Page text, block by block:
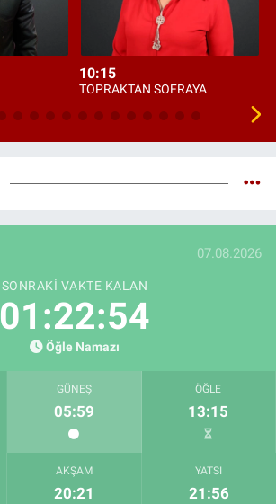
10:15
TOPRAKTAN SOFRAYA
07.08.2026
SONRAKI VAKTE KALAN
01:22:53
Öğle Namazı
GÜNEŞ
05:59
ÖĞLE
13:15
AKŞAM
20:21
YATSI
21:56